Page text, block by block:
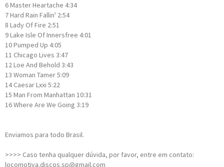
6Master Heartache 4:34
7Hard Rain Fallin' 2:54
8 Lady Of Fire 2:51
9Lake Isle Of Innersfree 4:01
10Pumped Up 4:05
11 Chicago Lives 3:47
12Loe And Behold 3:43
13 Woman Tamer5:09
14 Caesar Lxxi 5:22
15 Man From Manhattan 10:31
16Where Are We Going 3:19
Enviamos para todo Brasil.
>>>> Caso tenha qualquer dúvida, por favor, entre em contato:
locomotiva.discos.sp@gmail.com